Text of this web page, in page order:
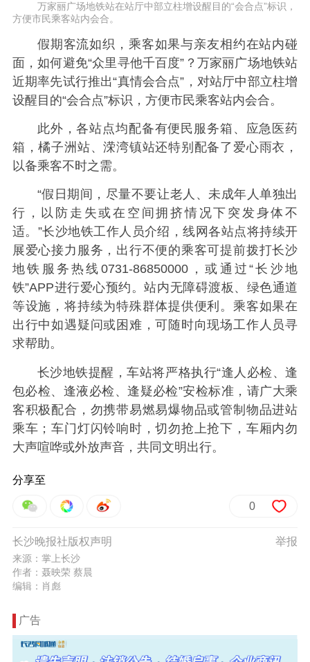
万家丽广场地铁站在站厅中部立柱增设醒目的“会合点”标识，
方便市民乘客站内会合。
假期客流如织，乘客如果与亲友相约在站内碰
面，如何避免“众里寻他千百度”？万家丽广场地铁站
近期率先试行推出“真情会合点”，对站厅中部立柱增
设醒目的“会合点”标识，方便市民乘客站内会合。
此外，各站点均配备有便民服务箱、应急医药
箱，橘子洲站、溁湾镇站还特别配备了爱心雨衣，
以备乘客不时之需。
“假日期间，尽量不要让老人、未成年人单独出
行，以防走失或在空间拥挤情况下突发身体不
适。”长沙地铁工作人员介绍，线网各站点将持续开
展爱心接力服务，出行不便的乘客可提前拨打长沙
地铁服务热线0731-86850000，或通过“长沙地
铁”APP进行爱心预约。站内无障碍渡板、绿色通道
等设施，将持续为特殊群体提供便利。乘客如果在
出行中如遇疑问或困难，可随时向现场工作人员寻
求帮助。
长沙地铁提醒，车站将严格执行“逢人必检、逢
包必检、逢液必检、逢疑必检”安检标准，请广大乘
客积极配合，勿携带易燃易爆物品或管制物品进站
乘车；车门灯闪铃响时，切勿抢上抢下，车厢内勿
大声喧哗或外放声音，共同文明出行。
分享至
0
举报
长沙晚报社版权声明
来源：掌上长沙
作者：聂映荣 蔡晨
编辑：肖彪
广告